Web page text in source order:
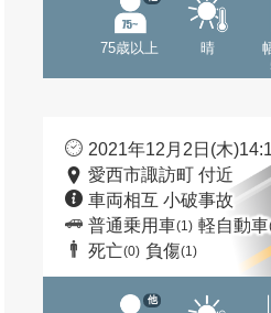
75歳以上 晴
2021年12月2日(木
愛西市諏訪町 付近
車両相互 小破事故
普通乗用車(1) 軽自動車
死亡(0) 負傷(1)
他